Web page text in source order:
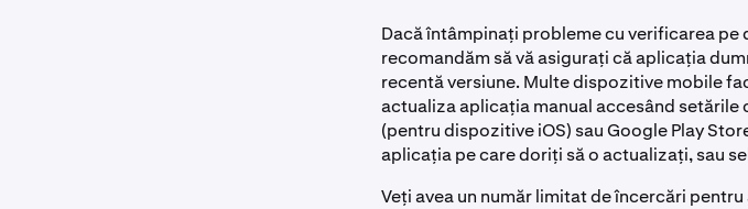
Dacă întâmpinați probleme cu verificarea
recomandăm să vă asigurați că aplicația
recentă versiune. Multe dispozitive mobile
actualiza aplicația manual accesând
(pentru dispozitive iOS) sau Google Play
aplicația pe care doriți să o actualizați, sau
Veți avea un număr limitat de încercări